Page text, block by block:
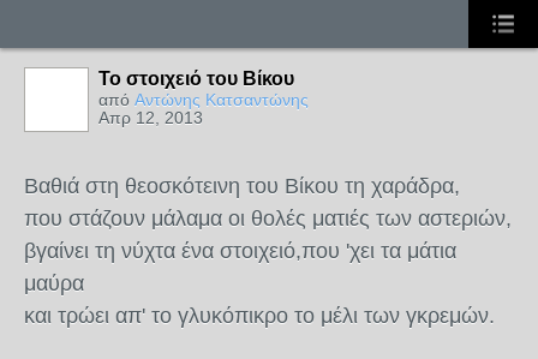
Το στοιχειό του Βίκου
από Αντώνης Κατσαντώνης
Απρ 12, 2013
Βαθιά στη θεοσκότεινη του Βίκου τη χαράδρα,
που στάζουν μάλαμα οι θολές ματιές των αστεριών,
βγαίνει τη νύχτα ένα στοιχειό,που 'χει τα μάτια
μαύρα
και τρώει απ' το γλυκόπικρο το μέλι των γκρεμών.